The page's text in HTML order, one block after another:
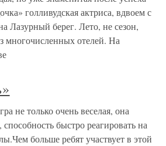
голливудская актриса, вдвоем с
Лазурный берег. Лето, не сезон,
многочисленных отелей. На
не только очень веселая, она
быстро реагировать на
больше ребят участвует в этой